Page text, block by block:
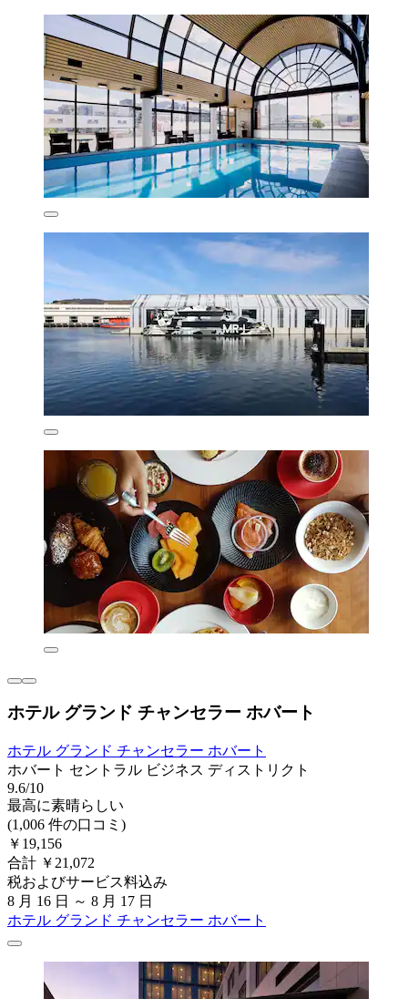
ホテル グランド チャンセラー ホバート
ホテル グランド チャンセラー ホバート
ホバート セントラル ビジネス ディストリクト
9.6/10
最高に素晴らしい
(1,006 件の口コミ)
￥19,156
合計 ￥21,072
税およびサービス料込み
8 月 16 日 ～ 8 月 17 日
ホテル グランド チャンセラー ホバート